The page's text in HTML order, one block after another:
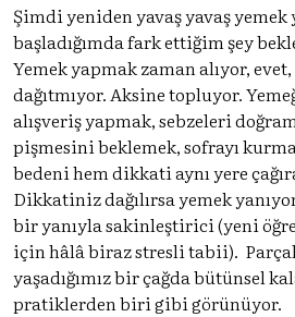
Şimdi yeniden yavaş yavaş yemek
başladığımda fark ettiğim şey
Yemek yapmak zaman alıyor,
dağıtmıyor. Aksine topluyor.
alışveriş yapmak, sebzeleri
pişmesini beklemek, sofrayı
bedeni hem dikkati aynı yere
Dikkatiniz dağılırsa yemek
bir yanıyla sakinleştirici (yeni
için hâlâ biraz stresli tabii).
yaşadığımız bir çağda bütünsel
pratiklerden biri gibi görünüyor.